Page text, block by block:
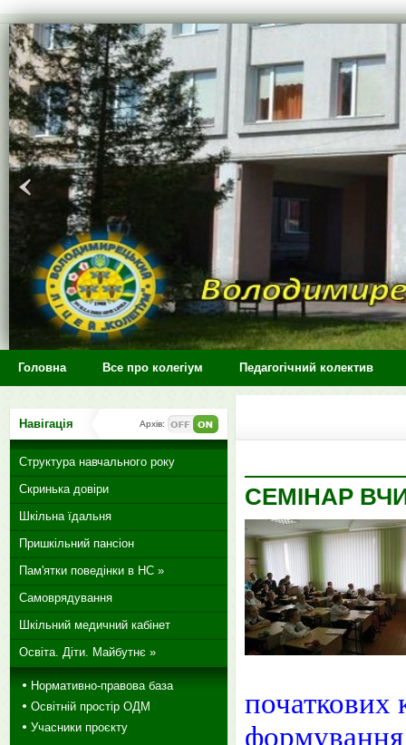
>
Головна Все про колегіум Педагогічний колектив
СЕМІНАР
початкових
формування
Навігація Архів:
Структура навчального року
Скринька довіри
Шкільна їдальня
Пришкільний пансіон
Пам'ятки поведінки в НС »
Самоврядування
Шкільний медичний кабінет
Освіта. Діти. Майбутнє »
Нормативно-правова база
Освітній простір ОДМ
Учасники проєкту